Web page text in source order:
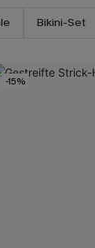
Bikini-Set
-15%